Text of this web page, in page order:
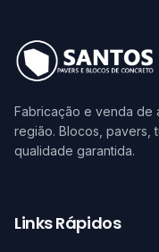
Fabricação e venda de
região. Blocos, pavers,
qualidade garantida.
Links Rápidos